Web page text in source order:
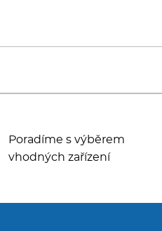
Poradíme s výběrem
vhodných zařízení